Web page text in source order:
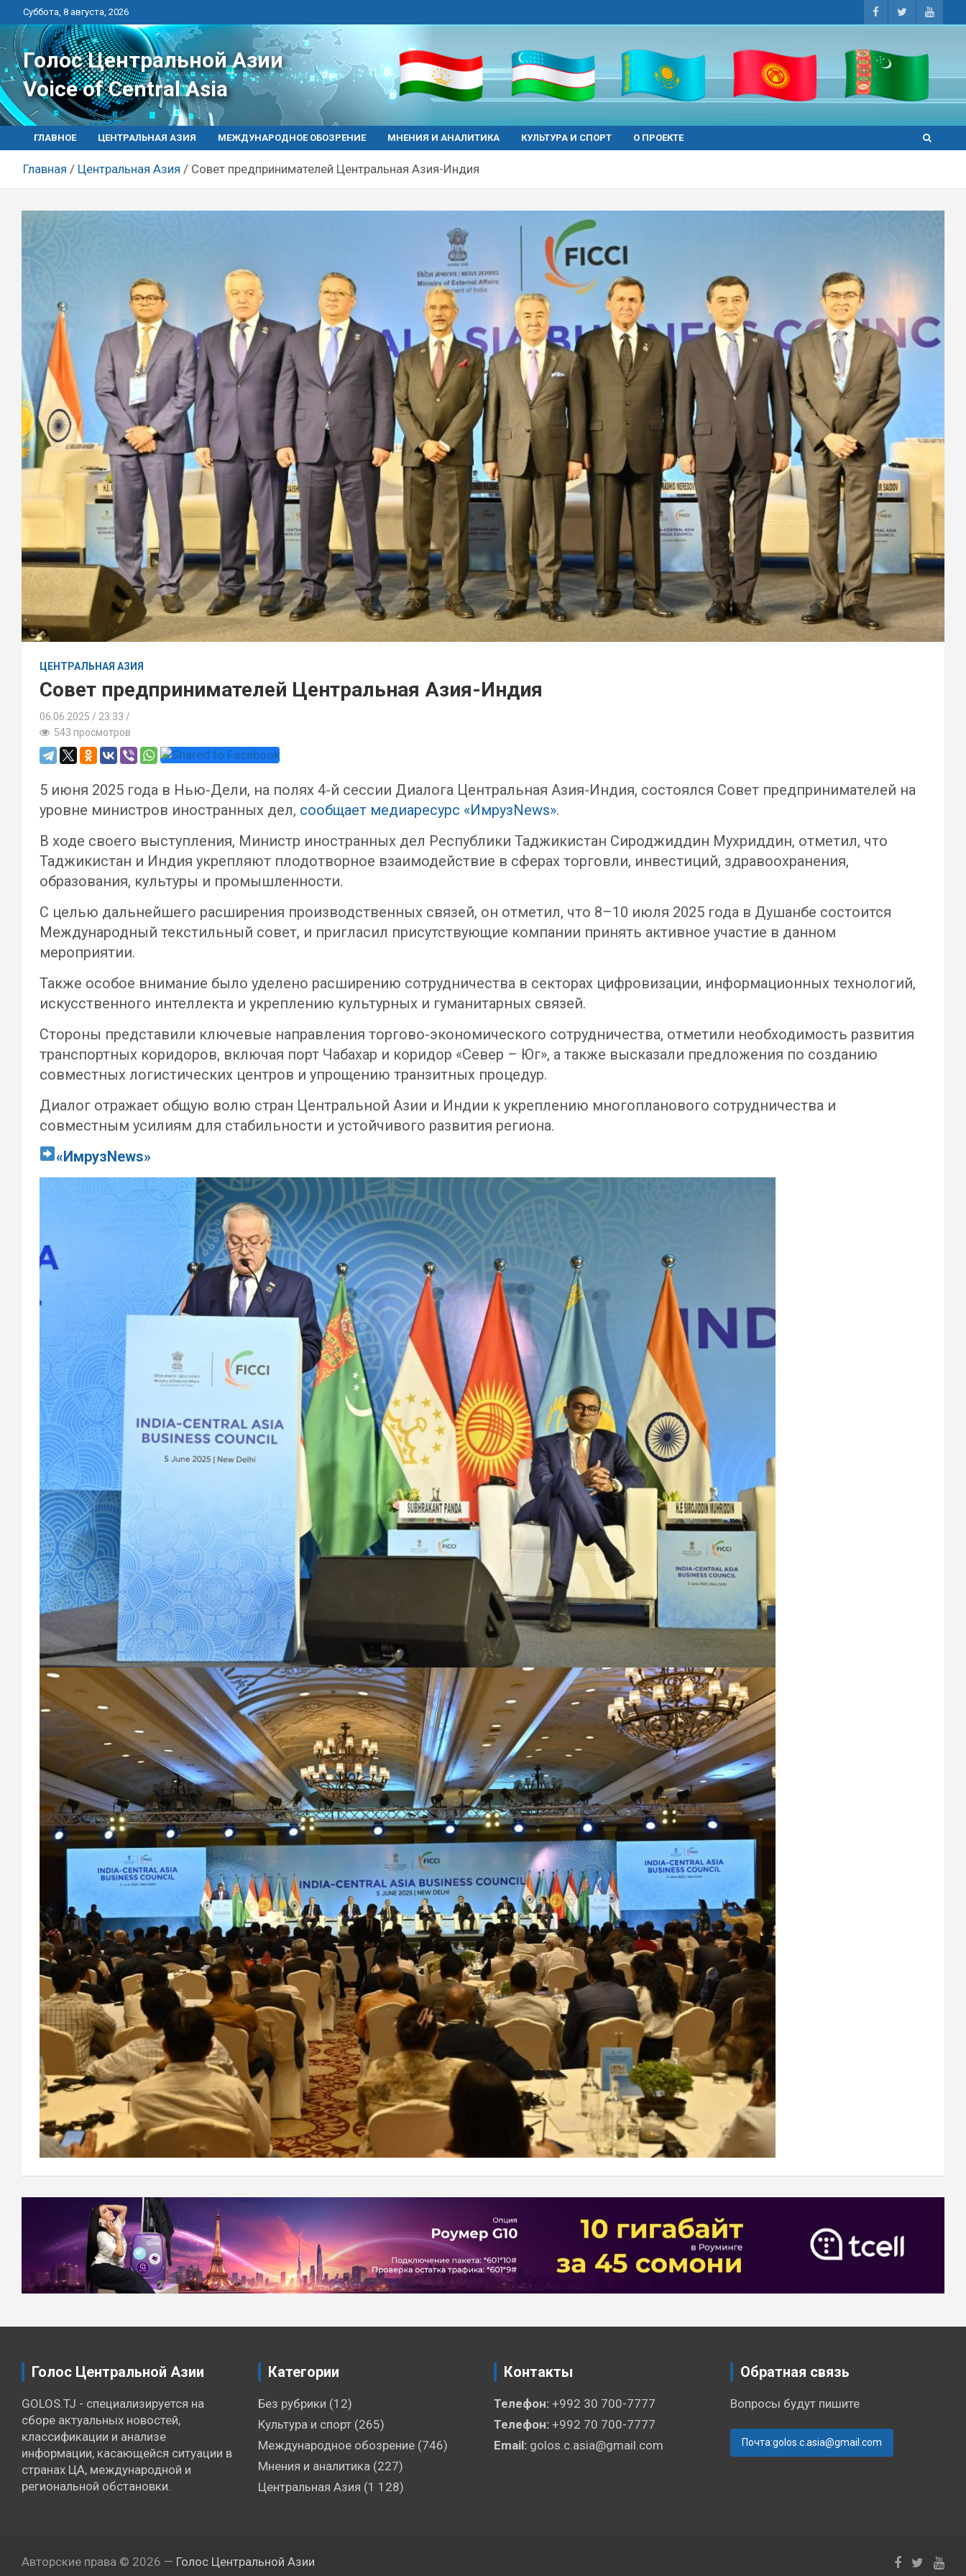
Перейти
к
контенту
Суббота, 8 августа, 2026
Голос Центральной Азии
Voice of Central Asia
ГЛАВНОЕ ЦЕНТРАЛЬНАЯ АЗИЯ МЕЖДУНАРОДНОЕ ОБОЗРЕНИЕ МНЕНИЯ И АНАЛИТИКА КУЛЬТУРА И СПОРТ О ПРОЕКТЕ
Главная Центральная Азия Совет предпринимателей Центральная Азия-Индия
ЦЕНТРАЛЬНАЯ АЗИЯ
Совет предпринимателей Центральная Азия-Индия
06.06.2025
23:33 /
543 просмотров
5 июня 2025 года в Нью-Дели, на полях 4-й сессии Диалога Центральная Азия-Индия, состоялся Совет предпринимателей на
уровне министров иностранных дел, сообщает медиаресурс «ИмрузNews».
В ходе своего выступления, Министр иностранных дел Республики Таджикистан Сироджиддин Мухриддин, отметил, что
Таджикистан и Индия укрепляют плодотворное взаимодействие в сферах торговли, инвестиций, здравоохранения,
образования, культуры и промышленности.
С целью дальнейшего расширения производственных связей, он отметил, что 8–10 июля 2025 года в Душанбе состоится
Международный текстильный совет, и пригласил присутствующие компании принять активное участие в данном
мероприятии.
Также особое внимание было уделено расширению сотрудничества в секторах цифровизации, информационных технологий,
искусственного интеллекта и укреплению культурных и гуманитарных связей.
Стороны представили ключевые направления торгово-экономического сотрудничества, отметили необходимость развития
транспортных коридоров, включая порт Чабахар и коридор «Север – Юг», а также высказали предложения по созданию
совместных логистических центров и упрощению транзитных процедур.
Диалог отражает общую волю стран Центральной Азии и Индии к укреплению многопланового сотрудничества и
совместным усилиям для стабильности и устойчивого развития региона.
«ИмрузNews»
Навигация
записям
Голос Центральной Азии
GOLOS.TJ - специализируется на
сборе актуальных новостей,
классификации и анализе
информации, касающейся ситуации в
странах ЦА, международной и
региональной обстановки.
Категории
Без рубрики (12)
Культура и спорт(265)
Международное обозрение(746)
Мнения и аналитика (227)
Центральная Азия (1 128)
Контакты
Телефон: +992 30 700-7777
Телефон: +992 70 700-7777
Email: golos.c.asia@gmail.com
Обратная связь
Вопросы будут пишите
Почта:golos.c.asia@gmail.com
Авторские права © 2026 — Голос Центральной Азии